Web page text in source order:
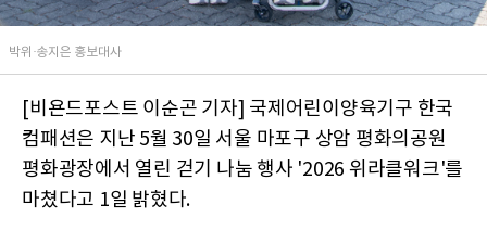
박위·송지은 홍보대사
[비욘드포스트 이순곤 기자] 국제어린이양육기구 한국
컴패션은 지난 5월 30일 서울 마포구 상암 평화의공원
평화광장에서 열린 걷기 나눔 행사 '2026 위라클워크'를
마쳤다고 1일 밝혔다.